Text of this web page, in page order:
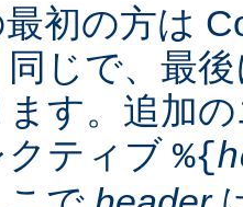
初の方は
じで、最
ます。追加
ティブ %{